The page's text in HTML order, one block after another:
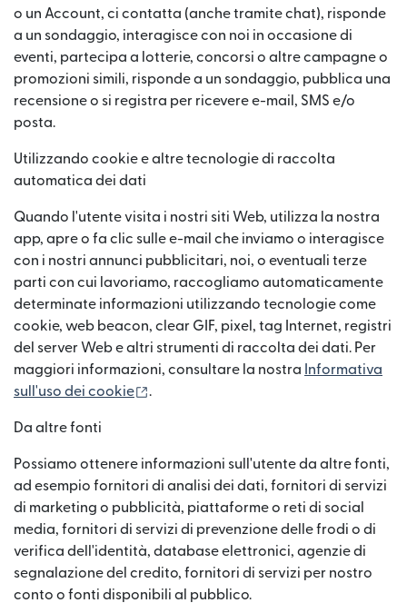
o un Account, ci contatta (anche tramite chat), risponde
a un sondaggio, interagisce con noi in occasione di
eventi, partecipa a lotterie, concorsi o altre campagne o
promozioni simili, risponde a un sondaggio, pubblica una
recensione o si registra per ricevere e-mail, SMS e/o
posta.
Utilizzando cookie e altre tecnologie di raccolta
automatica dei dati
Quando l'utente visita i nostri siti Web, utilizza la nostra
app, apre o fa clic sulle e-mail che inviamo o interagisce
con i nostri annunci pubblicitari, noi, o eventuali terze
parti con cui lavoriamo, raccogliamo automaticamente
determinate informazioni utilizzando tecnologie come
cookie, web beacon, clear GIF, pixel, tag Internet, registri
del server Web e altri strumenti di raccolta dei dati. Per
maggiori informazioni, consultare la nostra Informativa
sull'uso dei cookie
.
Da altre fonti
Possiamo ottenere informazioni sull'utente da altre fonti,
ad esempio fornitori di analisi dei dati, fornitori di servizi
di marketing o pubblicità, piattaforme o reti di social
media, fornitori di servizi di prevenzione delle frodi o di
verifica dell'identità, database elettronici, agenzie di
segnalazione del credito, fornitori di servizi per nostro
conto o fonti disponibili al pubblico.